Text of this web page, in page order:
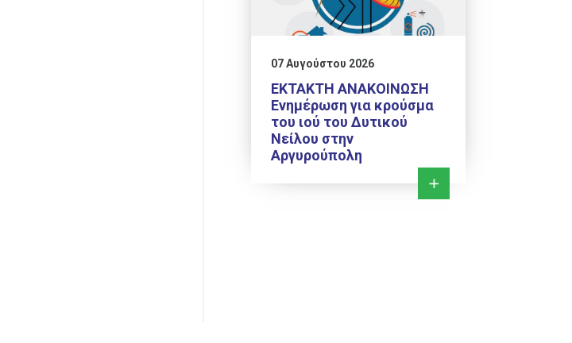
07 Αυγούστου 2026
ΕΚΤΑΚΤΗ ΑΝΑΚΟΙΝΩΣΗ
Ενημέρωση για κρούσμα
του ιού του Δυτικού
Νείλου στην
Αργυρούπολη